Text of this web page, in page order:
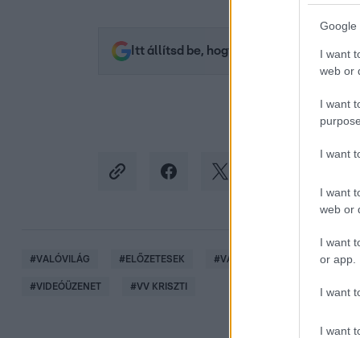
Google
I want
web or
I want
I want
I want
web or
I want
or app.
I want
I want
Itt állítsd be, hogy az RTL.hu az elsők
#VALÓVILÁG #ELŐZETESEK #VALÓVILÁG11 VV11
#VIDEÓÜZENET #VV KRISZTI